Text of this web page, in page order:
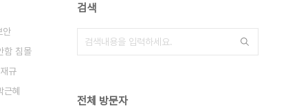
안
함 침몰
규
근혜
검색
전체 방문자